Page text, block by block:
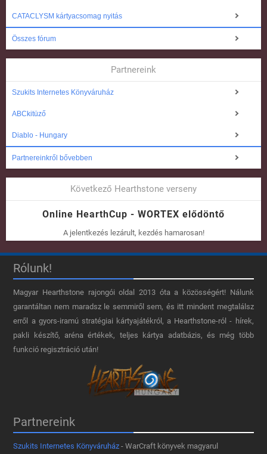
CATACLYSM kártyacsomag nyitás
Összes fórum
Partnereink
Szukits Internetes Könyváruház
ABCkitüző
Diablo - Hungary
Partnereinkről bővebben
Következő Hearthstone verseny
Online HearthCup - WORTEX elődöntő
A jelentkezés lezárult, kezdés hamarosan!
Rólunk!
Magyar Hearthstone​ rajongói oldal 2013 óta a közösségért! Nálunk
garantáltan nem maradsz le semmiről sem, és itt mindent megtalálsz
erről a gyors-iramú stratégiai kártyajátékról, a Hearthstone-ról - hírek,
pakli készítő, aréna értékek, teljes kártya adatbázis, és még több
funkció regisztráció után!
Partnereink
Szukits Internetes Könyváruház - WarCraft könyvek magyarul